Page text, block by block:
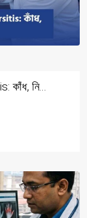
কাঁধ, নি...